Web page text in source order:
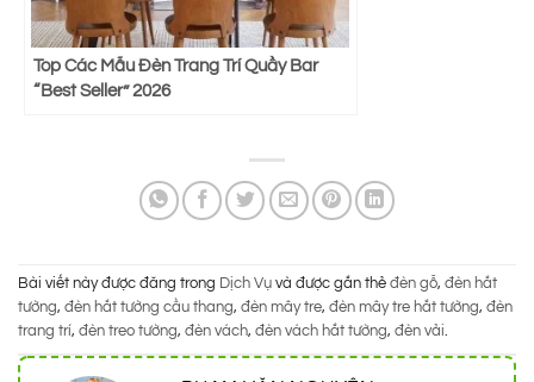
Top Các Mẫu Đèn Trang Trí Quầy Bar
“Best Seller” 2026
Bài viết này được đăng trong Dịch Vụ và được gắn thẻ đèn gỗ, đèn hắt
tường, đèn hắt tường cầu thang, đèn mây tre, đèn mây tre hắt tường, đèn
trang trí, đèn treo tường, đèn vách, đèn vách hắt tường, đèn vải.